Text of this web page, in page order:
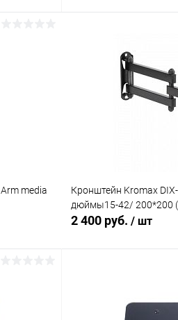
(1)
Сравнение
В избранное
media
Кронштейн Kromax
дюймы15-42/ 200*200
2 400 руб. / шт
Сравнение